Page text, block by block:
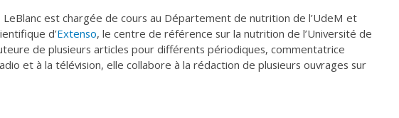
LeBlanc est chargée de cours au Département de nutrition de l’UdeM et
d’Extenso, le centre de référence sur la nutrition de l’Université de
de plusieurs articles pour différents périodiques, commentatrice
et à la télévision, elle collabore à la rédaction de plusieurs ouvrages sur